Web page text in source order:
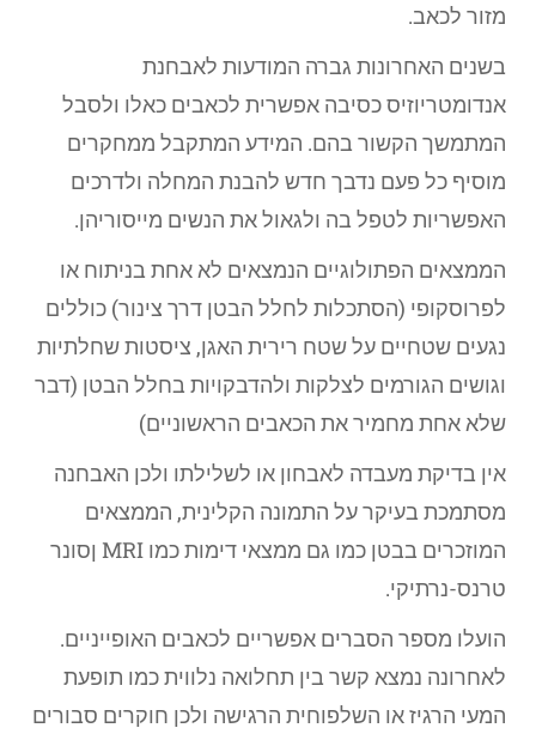
מזור לכאב.
בשנים האחרונות גברה המודעות לאבחנת
אנדומטריוזיס כסיבה אפשרית לכאבים כאלו ולסבל
המתמשך הקשור בהם. המידע המתקבל ממחקרים
מוסיף כל פעם נדבך חדש להבנת המחלה ולדרכים
האפשריות לטפל בה ולגאול את הנשים מייסוריהן.
הממצאים הפתולוגיים הנמצאים לא אחת בניתוח או
לפרוסקופי (הסתכלות לחלל הבטן דרך צינור) כוללים
נגעים שטחיים על שטח רירית האגן, ציסטות שחלתיות
וגושים הגורמים לצלקות ולהדבקויות בחלל הבטן (דבר
שלא אחת מחמיר את הכאבים הראשוניים)
אין בדיקת מעבדה לאבחון או לשלילתו ולכן האבחנה
מסתמכת בעיקר על התמונה הקלינית, הממצאים
המוזכרים בבטן כמו גם ממצאי דימות כמו MRI ןסונר
טרנס-נרתיקי.
הועלו מספר הסברים אפשריים לכאבים האופייניים.
לאחרונה נמצא קשר בין תחלואה נלווית כמו תופעת
המעי הרגיז או השלפוחית הרגישה ולכן חוקרים סבורים